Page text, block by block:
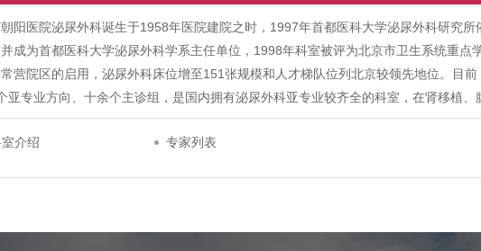
阳医院泌尿外科诞生于1958年医院建院之时，1997年首都医科大学泌尿外科研究所
成为首都医科大学泌尿外科学系主任单位，1998年科室被评为北京市卫生系统重点
营院区的启用，泌尿外科床位增至151张规模和人才梯队位列北京较领先地位。目前
亚专业方向、十余个主诊组，是国内拥有泌尿外科亚专业较齐全的科室，在肾移植、
介绍 专家列表